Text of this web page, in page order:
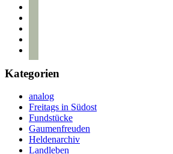
Kategorien
analog
Freitags in Südost
Fundstücke
Gaumenfreuden
Heldenarchiv
Landleben